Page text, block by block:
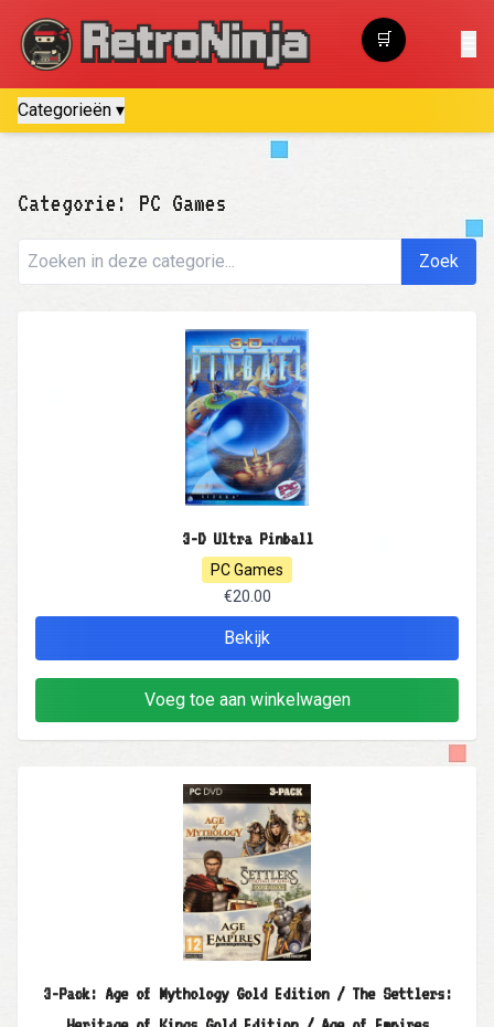
Categorieën ▾
🛒
Winkelwagen
Categorie: PC Games
Zoek
3-D Ultra Pinball
PC Games
€20.00
Bekijk
Voeg toe aan winkelwagen
3-Pack: Age of Mythology Gold Edition / The Settlers: